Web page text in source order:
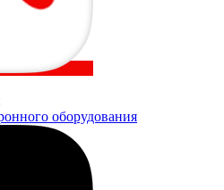
оборудования